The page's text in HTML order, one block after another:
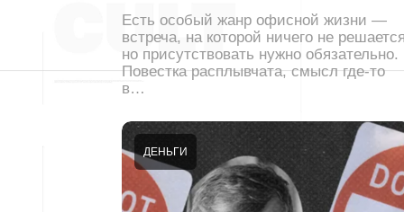
Есть особый жанр офисной жизни —
встреча, на которой ничего не
но присутствовать нужно обязательно.
Повестка расплывчата, смысл где-то
в…
ДЕНЬГИ